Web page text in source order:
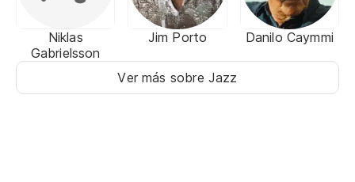
Niklas
Gabrielsson
Jim Porto Danilo Caymmi
Ver más sobre Jazz